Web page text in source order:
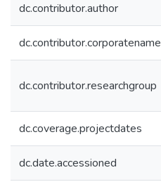
dc.contributor.author
dc.contributor.corporatename
dc.contributor.researchgroup
dc.coverage.projectdates
dc.date.accessioned